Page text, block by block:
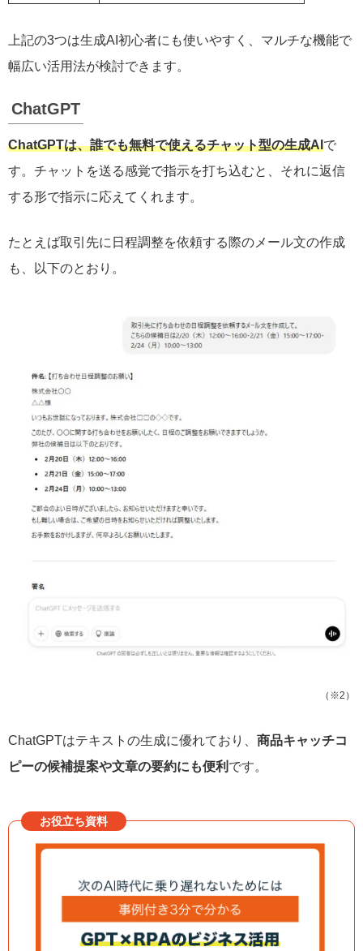
上記の3つは生成AI初心者にも使いやすく、マルチな機能で
幅広い活用法が検討できます。
ChatGPT
ChatGPTは、誰でも無料で使えるチャット型の生成AIで
す。チャットを送る感覚で指示を打ち込むと、それに返信
する形で指示に応えてくれます。
たとえば取引先に日程調整を依頼する際のメール文の作成
も、以下のとおり。
（※2）
ChatGPTはテキストの生成に優れており、 商品キャッチコ
ピーの候補提案や文章の要約にも便利 です。
お役立ち資料